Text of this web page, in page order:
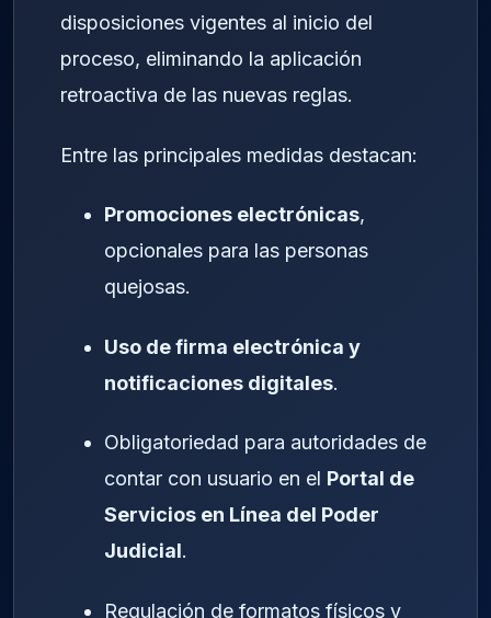
disposiciones vigentes al inicio del
proceso, eliminando la aplicación
retroactiva de las nuevas reglas.
Entre las principales medidas destacan:
Promociones electrónicas,
opcionales para las personas
quejosas.
Uso de firma electrónica y
notificaciones digitales.
Obligatoriedad para autoridades de
contar con usuario en el Portal de
Servicios en Línea del Poder
Judicial.
Regulación de formatos físicos y